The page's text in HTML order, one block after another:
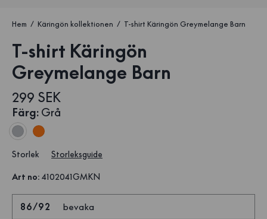
Hem Käringön kollektionen T-shirt Käringön Greymelange Barn
T-shirt Käringön
Greymelange Barn
299 SEK
Färg: Grå
Storlek Storleksguide
Art no: 4102041GMKN
86/92 bevaka